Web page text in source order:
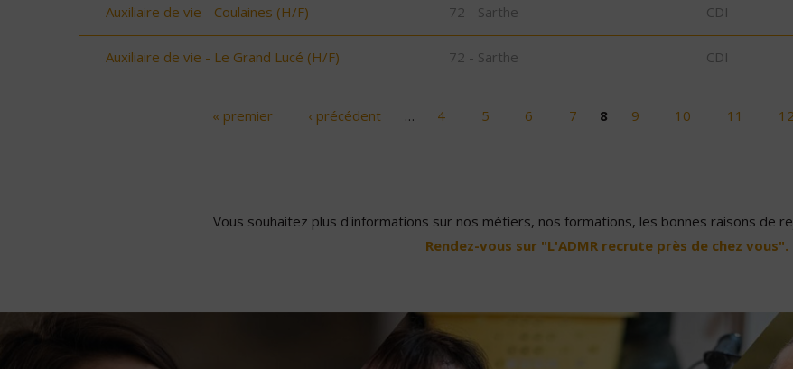
Auxiliaire de vie - Coulaines (H/F) 72 - Sarthe CDI
Auxiliaire de vie - Le Grand Lucé (H/F) 72 - Sarthe CDI
« premier ‹ précédent … 4 5 6 7 8 9 10 11 12
Vous souhaitez plus d'informations sur nos métiers, nos formations, les bonnes raisons de
Rendez-vous sur "L'ADMR recrute près de chez vous".